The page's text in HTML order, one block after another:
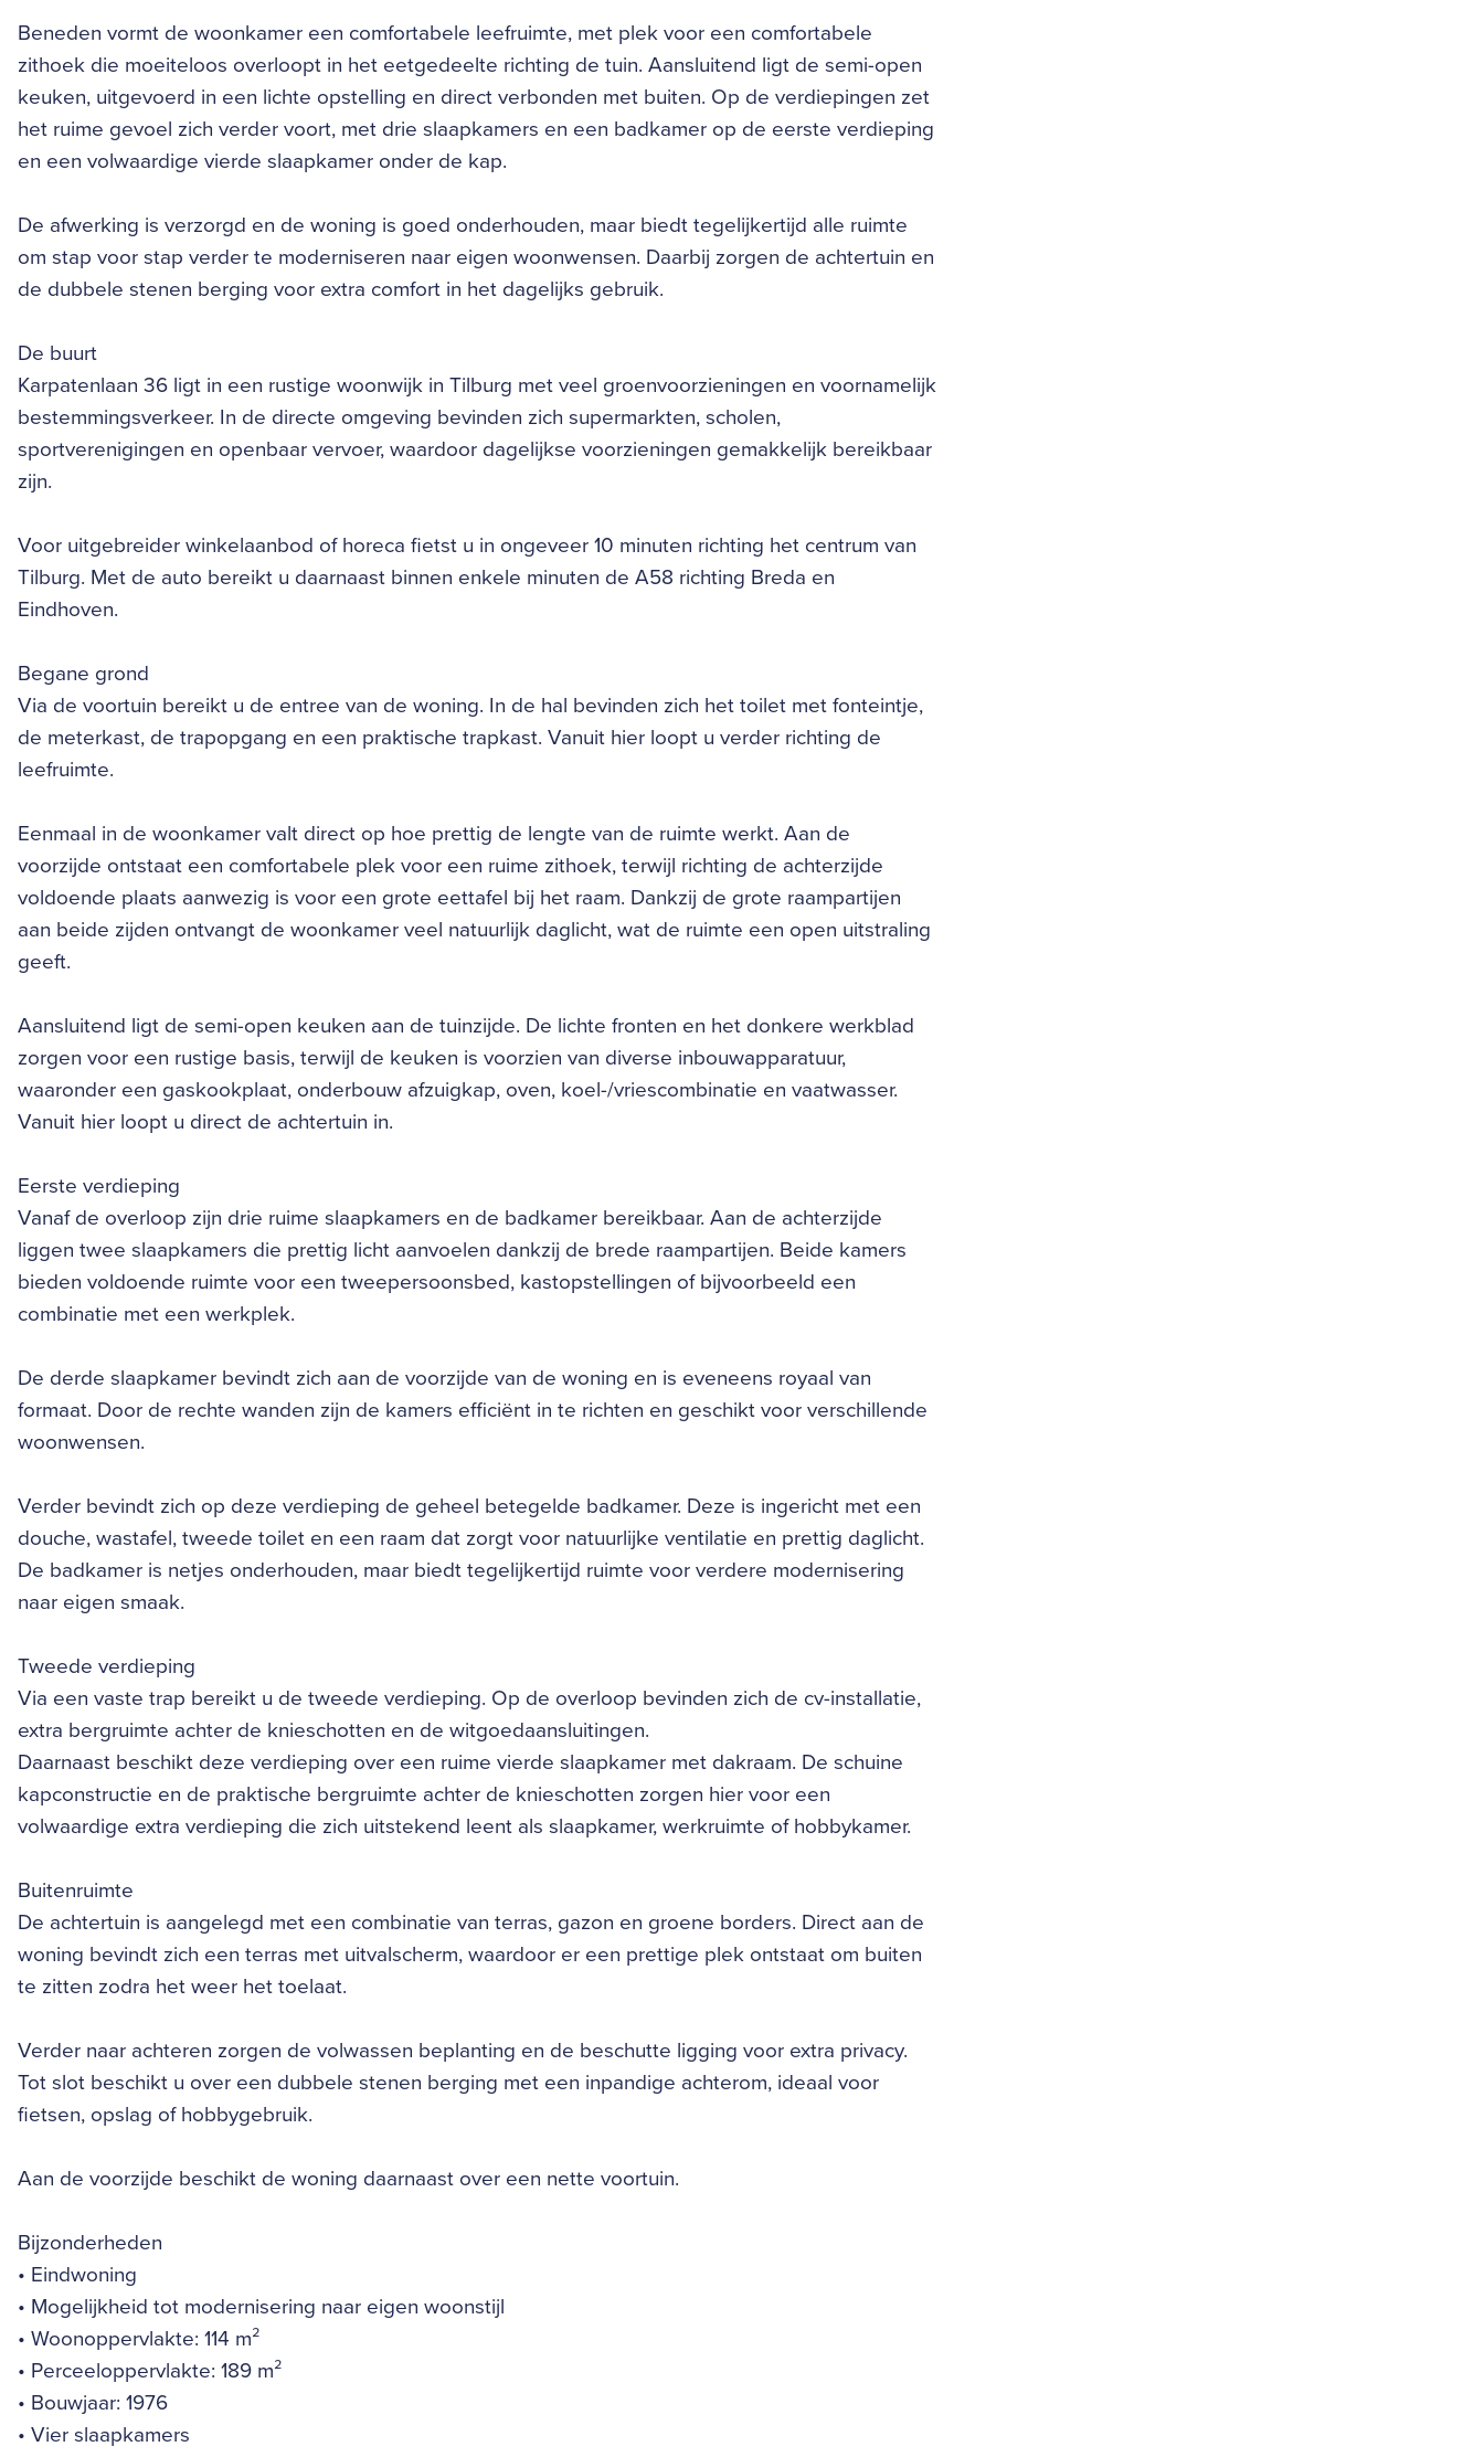
Beneden vormt de woonkamer een comfortabele leefruimte, met plek voor een comfortabele
zithoek die moeiteloos overloopt in het eetgedeelte richting de tuin. Aansluitend ligt de semi-open
keuken, uitgevoerd in een lichte opstelling en direct verbonden met buiten. Op de verdiepingen zet
het ruime gevoel zich verder voort, met drie slaapkamers en een badkamer op de eerste verdieping
en een volwaardige vierde slaapkamer onder de kap.
De afwerking is verzorgd en de woning is goed onderhouden, maar biedt tegelijkertijd alle ruimte
om stap voor stap verder te moderniseren naar eigen woonwensen. Daarbij zorgen de achtertuin en
de dubbele stenen berging voor extra comfort in het dagelijks gebruik.
De buurt
Karpatenlaan 36 ligt in een rustige woonwijk in Tilburg met veel groenvoorzieningen en voornamelijk
bestemmingsverkeer. In de directe omgeving bevinden zich supermarkten, scholen,
sportverenigingen en openbaar vervoer, waardoor dagelijkse voorzieningen gemakkelijk bereikbaar
zijn.
Voor uitgebreider winkelaanbod of horeca fietst u in ongeveer 10 minuten richting het centrum van
Tilburg. Met de auto bereikt u daarnaast binnen enkele minuten de A58 richting Breda en
Eindhoven.
Begane grond
Via de voortuin bereikt u de entree van de woning. In de hal bevinden zich het toilet met fonteintje,
de meterkast, de trapopgang en een praktische trapkast. Vanuit hier loopt u verder richting de
leefruimte.
Eenmaal in de woonkamer valt direct op hoe prettig de lengte van de ruimte werkt. Aan de
voorzijde ontstaat een comfortabele plek voor een ruime zithoek, terwijl richting de achterzijde
voldoende plaats aanwezig is voor een grote eettafel bij het raam. Dankzij de grote raampartijen
aan beide zijden ontvangt de woonkamer veel natuurlijk daglicht, wat de ruimte een open uitstraling
geeft.
Aansluitend ligt de semi-open keuken aan de tuinzijde. De lichte fronten en het donkere werkblad
zorgen voor een rustige basis, terwijl de keuken is voorzien van diverse inbouwapparatuur,
waaronder een gaskookplaat, onderbouw afzuigkap, oven, koel-/vriescombinatie en vaatwasser.
Vanuit hier loopt u direct de achtertuin in.
Eerste verdieping
Vanaf de overloop zijn drie ruime slaapkamers en de badkamer bereikbaar. Aan de achterzijde
liggen twee slaapkamers die prettig licht aanvoelen dankzij de brede raampartijen. Beide kamers
bieden voldoende ruimte voor een tweepersoonsbed, kastopstellingen of bijvoorbeeld een
combinatie met een werkplek.
De derde slaapkamer bevindt zich aan de voorzijde van de woning en is eveneens royaal van
formaat. Door de rechte wanden zijn de kamers efficiënt in te richten en geschikt voor verschillende
woonwensen.
Verder bevindt zich op deze verdieping de geheel betegelde badkamer. Deze is ingericht met een
douche, wastafel, tweede toilet en een raam dat zorgt voor natuurlijke ventilatie en prettig daglicht.
De badkamer is netjes onderhouden, maar biedt tegelijkertijd ruimte voor verdere modernisering
naar eigen smaak.
Tweede verdieping
Via een vaste trap bereikt u de tweede verdieping. Op de overloop bevinden zich de cv-installatie,
extra bergruimte achter de knieschotten en de witgoedaansluitingen.
Daarnaast beschikt deze verdieping over een ruime vierde slaapkamer met dakraam. De schuine
kapconstructie en de praktische bergruimte achter de knieschotten zorgen hier voor een
volwaardige extra verdieping die zich uitstekend leent als slaapkamer, werkruimte of hobbykamer.
Buitenruimte
De achtertuin is aangelegd met een combinatie van terras, gazon en groene borders. Direct aan de
woning bevindt zich een terras met uitvalscherm, waardoor er een prettige plek ontstaat om buiten
te zitten zodra het weer het toelaat.
Verder naar achteren zorgen de volwassen beplanting en de beschutte ligging voor extra privacy.
Tot slot beschikt u over een dubbele stenen berging met een inpandige achterom, ideaal voor
fietsen, opslag of hobbygebruik.
Aan de voorzijde beschikt de woning daarnaast over een nette voortuin.
Bijzonderheden
• Eindwoning
• Mogelijkheid tot modernisering naar eigen woonstijl
• Woonoppervlakte: 114 m²
• Perceeloppervlakte: 189 m²
• Bouwjaar: 1976
• Vier slaapkamers